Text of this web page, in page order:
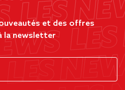
et des offres
la newsletter